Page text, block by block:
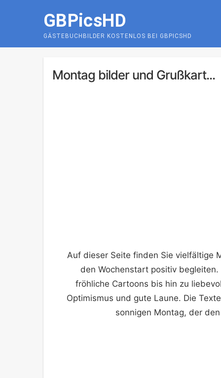
GBPicsHD
GÄSTEBUCHBILDER KOSTENLOS BEI GBPICSHD
Montag bilder und Grußkart...
Auf dieser Seite finden Sie vielfältige
den Wochenstart positiv
fröhliche Cartoons bis hin zu
Optimismus und gute Laune. Die
sonnigen Montag, der